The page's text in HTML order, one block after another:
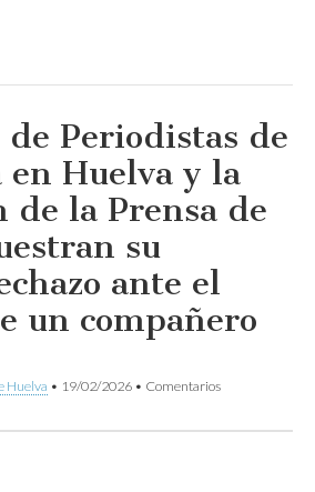
de Periodistas de
Huelva y la
de la Prensa de
su
ante el
un compañero
Huelva • 19/02/2026 • Comentarios